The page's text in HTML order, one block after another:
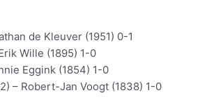
de Kleuver (1951) 0-1
Wille (1895) 1-0
Eggink (1854) 1-0
– Robert-Jan Voogt (1838) 1-0